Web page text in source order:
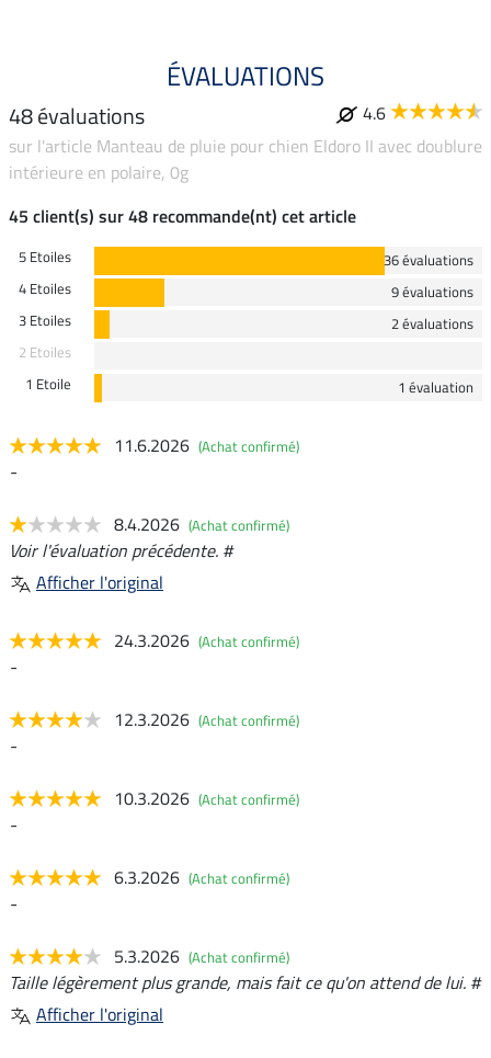
ÉVALUATIONS
48 évaluations
4.6
sur l'article Manteau de pluie pour chien Eldoro II avec doublure
intérieure en polaire, 0g
45 client(s) sur 48 recommande(nt) cet article
5 Etoiles
36 évaluations
4 Etoiles
9 évaluations
3 Etoiles
2 évaluations
2 Etoiles
1 Etoile
1 évaluation
11.6.2026 (Achat confirmé)
-
8.4.2026 (Achat confirmé)
Voir l'évaluation précédente. #
Afficher l'original
24.3.2026 (Achat confirmé)
-
12.3.2026 (Achat confirmé)
-
10.3.2026 (Achat confirmé)
-
6.3.2026 (Achat confirmé)
-
5.3.2026 (Achat confirmé)
Taille légèrement plus grande, mais fait ce qu'on attend de lui. #
Afficher l'original